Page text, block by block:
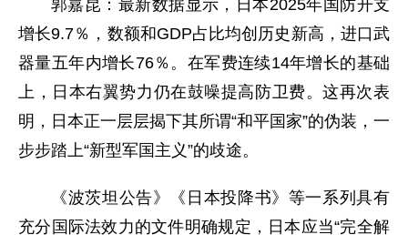
郭嘉昆：最新数据显示，日本2025年国防开支
增长9.7％，数额和GDP占比均创历史新高，进口武
器量五年内增长76％。在军费连续14年增长的基础
上，日本右翼势力仍在鼓噪提高防卫费。这再次表
明，日本正一层层揭下其所谓“和平国家”的伪装，一
步步踏上“新型军国主义”的歧途。
《波茨坦公告》《日本投降书》等一系列具有
充分国际法效力的文件明确规定，日本应当“完全解